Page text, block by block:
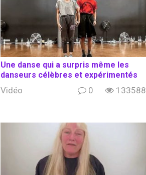
Une danse qui a surpris même les
danseurs célèbres et expérimentés
Vidéo 0 133588